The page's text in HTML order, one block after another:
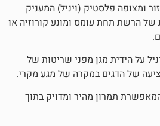
(ויניל) המעניק
ומונע קורוזיה או
מפני שריטות של
של מגע מקרי.
ומדויק בתוך